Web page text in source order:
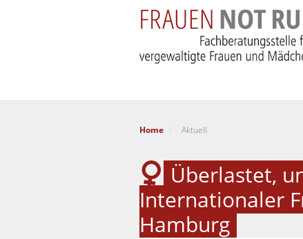
Home Aktuell
Überlastet,
Internationaler
Hamburg